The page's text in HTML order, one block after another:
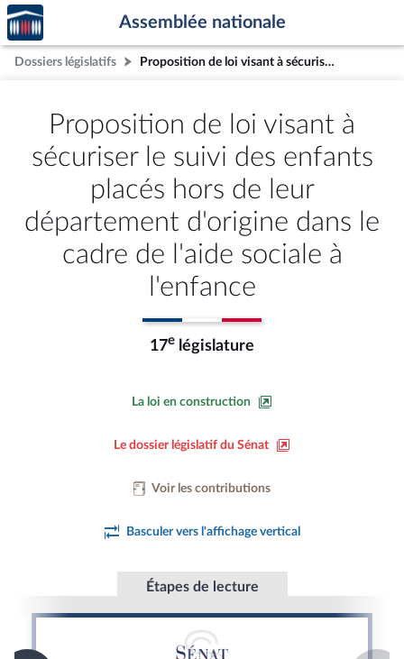
Aller au contenu
Aller en bas de la page
Accèder
à la
page
d'accueil
Assemblée nationale
Dossiers législatifs Proposition de loi visant à sécuriser le suivi des enfants placés hors de leur département d'origine dans le cadre de l'aide sociale à l'enfance
Proposition de loi visant à
sécuriser le suivi des enfants
placés hors de leur
département d'origine dans le
cadre de l'aide sociale à
l'enfance
17e législature
La loi en construction
Le dossier législatif du Sénat
Voir les contributions
Basculer vers l'affichage vertical
Étapes de lecture